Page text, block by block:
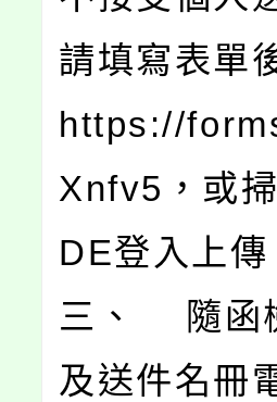
請填寫表單
https://
Xnfv5，或
DE登入上傳
三、 隨函
及送件名冊